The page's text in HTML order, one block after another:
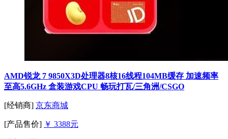
AMD锐龙 7 9850X3D处理器8核16线程104MB缓存 加速频率
至高5.6GHz 盒装游戏CPU 畅玩打瓦/三角洲/CSGO
[经销商] 京东商城
[产品售价] ￥ 3388元